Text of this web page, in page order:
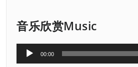
音乐欣赏Music
频
00:00